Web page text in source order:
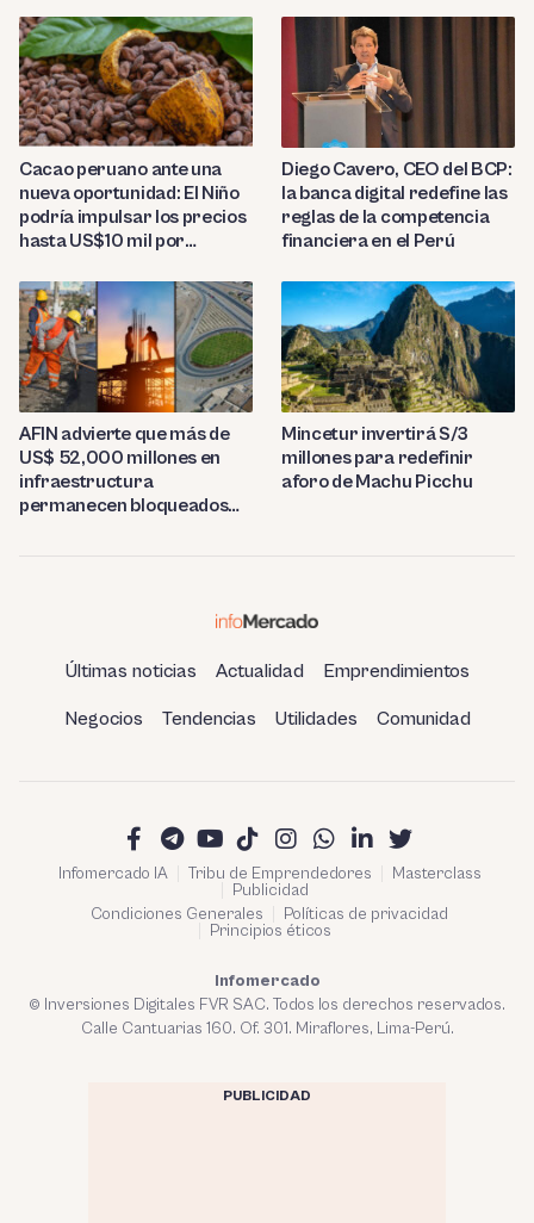
Cacao peruano ante una
nueva oportunidad: El Niño
podría impulsar los precios
hasta US$10 mil por
Diego Cavero, CEO del BCP:
la banca digital redefine las
reglas de la competencia
financiera en el Perú
AFIN advierte que más de
US$ 52,000 millones en
infraestructura
permanecen bloqueados
Mincetur invertirá S/3
millones para redefinir
aforo de Machu Picchu
Últimas noticias Actualidad Emprendimientos
Negocios Tendencias Utilidades Comunidad
Infomercado IA Tribu de Emprendedores
Masterclass
Publicidad
Condiciones Generales
Políticas de privacidad
Principios éticos
Infomercado
© Inversiones Digitales FVR SAC. Todos los derechos reservados.
Calle Cantuarias 160. Of. 301. Miraflores, Lima-Perú.
PUBLICIDAD